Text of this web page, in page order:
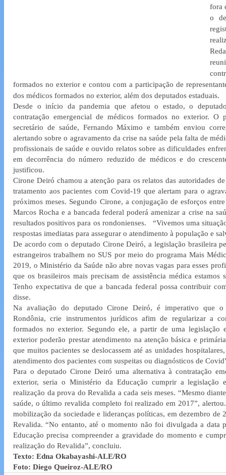
fora
o
formados no exterior e contou com a participação de
dos médicos formados no exterior, além dos deputados estaduais.
Desde o início da pandemia que afetou o estado, o
contratação emergencial de médicos formados no exterior. O
secretário de saúde, Fernando Máximo e também enviou
alertando sobre o agravamento da crise na saúde pela falta de
profissionais de saúde e ouvido relatos sobre as dificuldades
em decorrência do número reduzido de médicos e do
justificou.
Cirone Deiró chamou a atenção para os relatos das autoridades
tratamento aos pacientes com Covid-19 que alertam para o
próximos meses. Segundo Cirone, a conjugação de esforços
Marcos Rocha e a bancada federal poderá amenizar a crise na
resultados positivos para os rondonienses.   “Vivemos uma
respostas imediatas para assegurar o atendimento à população e
De acordo com o deputado Cirone Deiró, a legislação brasileira
estrangeiros trabalhem no SUS por meio do programa Mais
2019, o Ministério da Saúde não abre novas vagas para esses
que os brasileiros mais precisam de assistência médica estamos
Tenho expectativa de que a bancada federal possa contribuir
disse.
Na avaliação do deputado Cirone Deiró, é imperativo que o
Rondônia, crie instrumentos jurídicos afim de regularizar a
formados no exterior. Segundo ele, a partir de uma legislação
exterior poderão prestar atendimento na atenção básica e
que muitos pacientes se deslocassem até as unidades
atendimento dos pacientes com suspeitas ou diagnósticos de
Para o deputado Cirone Deiró uma alternativa à contratação
exterior, seria o Ministério da Educação cumprir a
realização da prova do Revalida a cada seis meses. “Mesmo
saúde, o último revalida completo foi realizado em 2017”,
mobilização da sociedade e lideranças políticas, em dezembro
Revalida. “No entanto, até o momento não foi divulgada a data
Educação precisa compreender a gravidade do momento e
realização do Revalida”, concluiu.
Texto: Edna Okabayashi-ALE/RO
Foto: Diego Queiroz-ALE/RO